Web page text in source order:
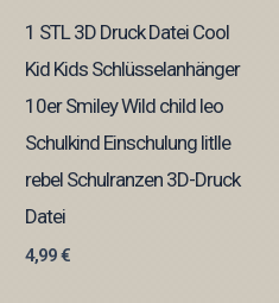
1 STL 3D Druck Datei Cool
Kid Kids Schlüsselanhänger
10er Smiley Wild child leo
Schulkind Einschulung litlle
rebel Schulranzen 3D-Druck
Datei
4,99€